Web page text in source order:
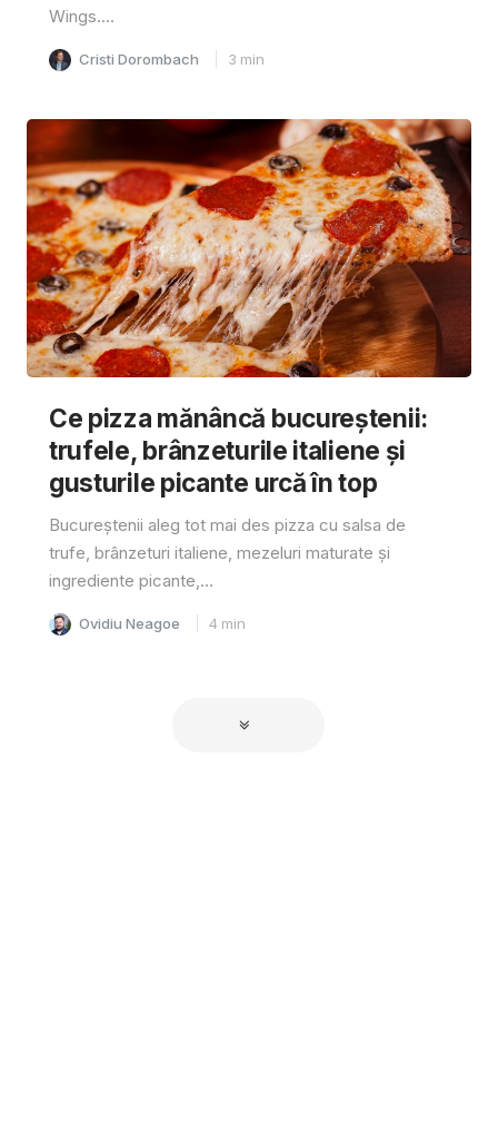
Wings....
Cristi Dorombach 3 min
Ce pizza mănâncă bucureștenii:
trufele, brânzeturile italiene și
gusturile picante urcă în top
Bucureștenii aleg tot mai des pizza cu salsa de
trufe, brânzeturi italiene, mezeluri maturate și
ingrediente picante,...
Ovidiu Neagoe 4 min